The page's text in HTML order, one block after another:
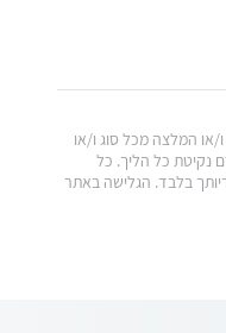
ו/או המלצה מכל סוג ו/או
נקיטת כל הליך. כל
בלבד. הגלישה באתר